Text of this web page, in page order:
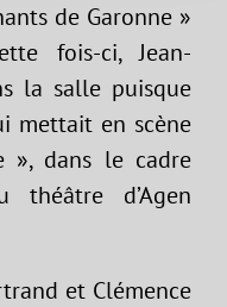
de Garonne »
fois-ci, Jean-
la salle puisque
mettait en scène
», dans le cadre
théâtre d’Agen
et Clémence